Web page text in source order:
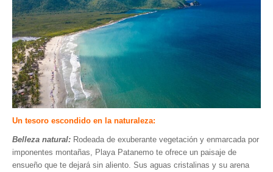
Parque Nacional Parima-Tapirapeco
Parque Nacional Jaua-Sarisariñama
Ecoturismo en Venezuela
Montañas y Llanos
Zona Costera Venezolana
Amazonas
Barlovento
Delta Amacuro
Estado Sucre
Un tesoro escondido en la naturaleza:
Belleza natural: Rodeada de exuberante vegetación y enmarcada por
imponentes montañas, Playa Patanemo te ofrece un paisaje de
ensueño que te dejará sin aliento. Sus aguas cristalinas y su arena